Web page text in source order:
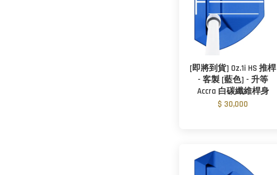
[即將到貨] Oz.1i HS 推桿
- 客製 [藍色] - 升等
Accra 白碳纖維桿身
$ 30,000